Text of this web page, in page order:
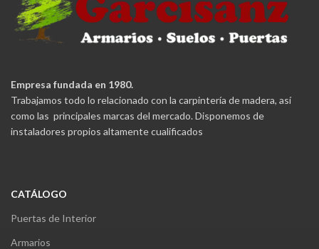
Empresa fundada en 1980.
Trabajamos todo lo relacionado con la carpintería de madera, así
como las principales marcas del mercado. Disponemos de
instaladores propios altamente cualificados
CATÁLOGO
Puertas de Interior
Armarios